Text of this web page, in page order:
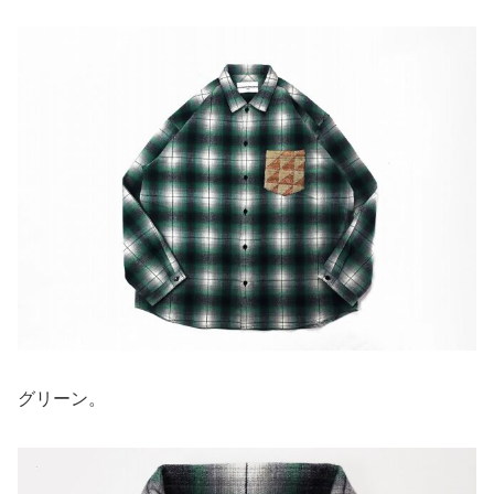
グリーン。